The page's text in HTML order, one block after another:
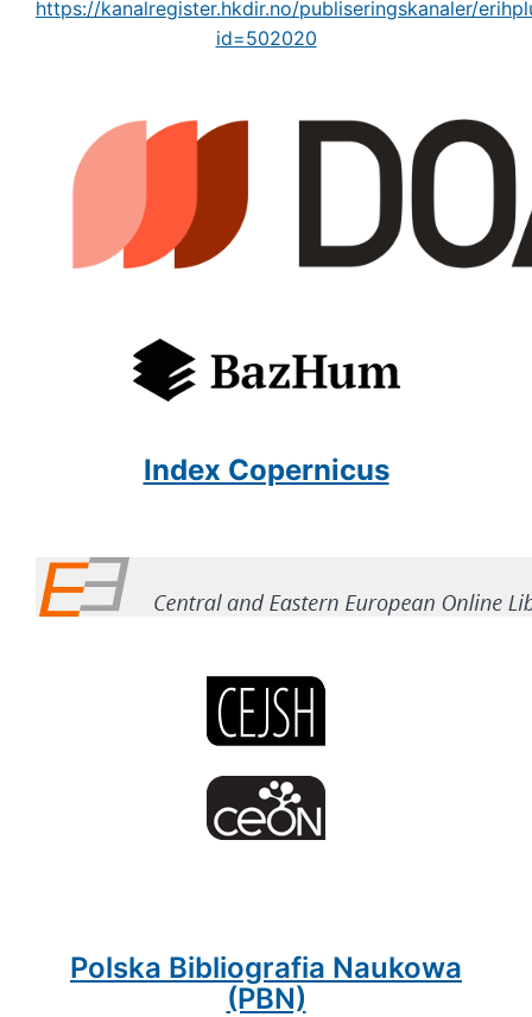
https://kanalregister.hkdir.no/publiseringskanaler/
id=502020
Index Copernicus
Polska Bibliografia Naukowa
(PBN)